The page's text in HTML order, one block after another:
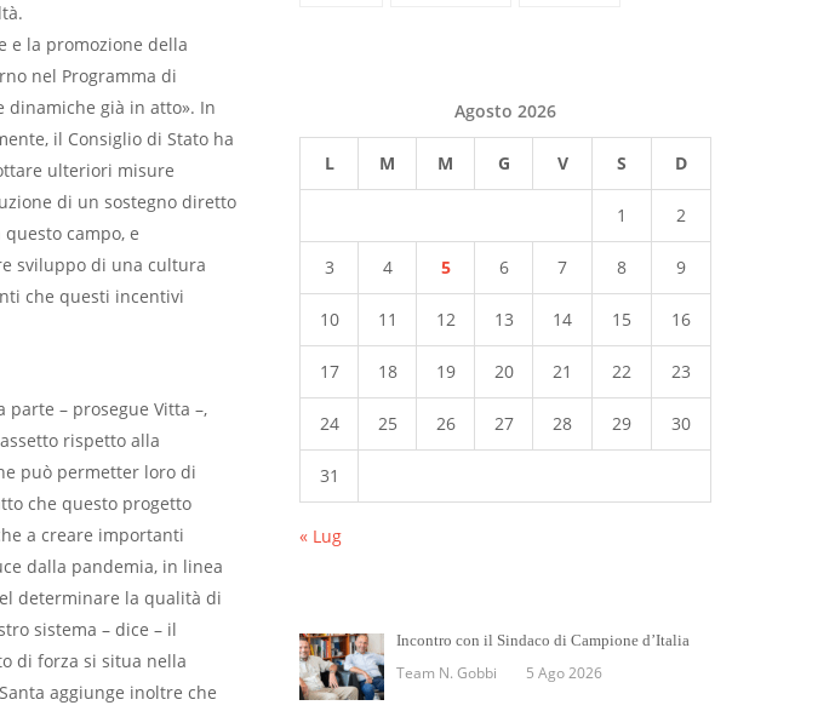
e la promozione della
nel Programma di
dinamiche già in atto». In
il Consiglio di Stato ha
ulteriori misure
di un sostegno diretto
campo, e
sviluppo di una cultura
che questi incentivi
parte – prosegue Vitta –,
rispetto alla
può permetter loro di
che questo progetto
a creare importanti
dalla pandemia, in linea
determinare la qualità di
sistema – dice – il
di forza si situa nella
aggiunge inoltre che
Agosto 2026
L M M G V S D
1 2
3 4 5 6 7 8 9
10 11 12 13 14 15 16
17 18 19 20 21 22 23
24 25 26 27 28 29 30
31
« Lug
Incontro con il Sindaco di Campione d’Italia
Team N. Gobbi 5 Ago 2026